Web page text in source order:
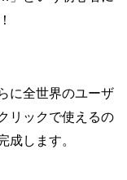
に全世界のユーザ
リックで使えるの
成します。